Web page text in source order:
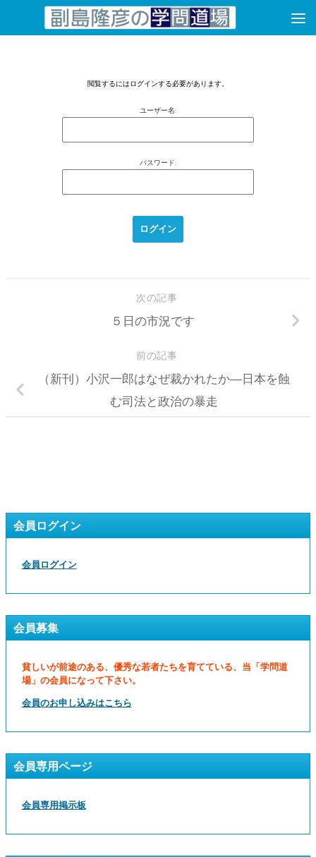
コンテンツへスキップ
閲覧するにはログインする必要があります。
ユーザー名:
パスワード:
次の記事
５日の市況です
前の記事
（新刊）小沢一郎はなぜ裁かれたか―日本を蝕
む司法と政治の暴走
会員ログイン
会員ログイン
会員募集
貧しいが前途のある、優秀な若者たちを育てている、当「学問道
場」の会員になって下さい。
会員のお申し込みはこちら
会員専用ページ
会員専用掲示板